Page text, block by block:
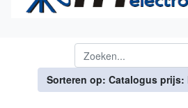
Sorteren op: Catalogus prijs: